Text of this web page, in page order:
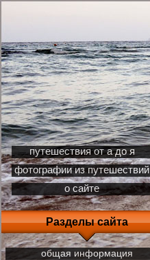
путешествия от а до я
фотографии из путешествий
о сайте
Разделы сайта
общая информация